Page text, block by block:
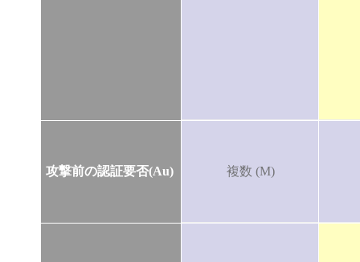
攻撃前の認証要否(Au) 複数 (M)